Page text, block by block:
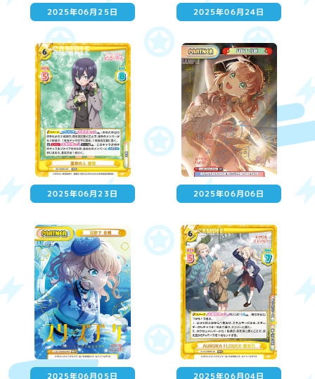
2025年06月25日 2025年06月24日
2025年06月23日 2025年06月06日
2025年06月05日 2025年06月04日